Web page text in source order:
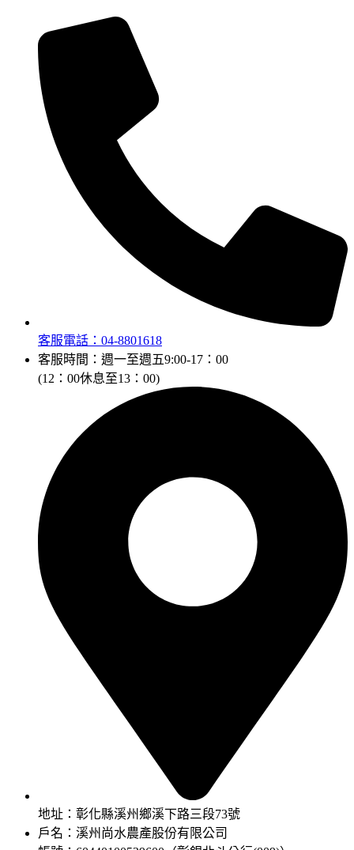
客服電話：04-8801618
客服時間：週一至週五9:00-17：00
(12：00休息至13：00)
地址：彰化縣溪州鄉溪下路三段73號
戶名：溪州尚水農產股份有限公司